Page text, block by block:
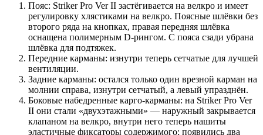
Пояс: Striker Pro Ver II застёгивается на велкро и имеет
регулировку хлястиками на велкро. Поясные шлёвки без
второго ряда на кнопках, правая передняя шлёвка
оснащена полимерным D-рингом. С пояса сзади убрана
шлёвка для подтяжек.
Передние карманы: изнутри теперь сетчатые для лучшей
вентиляции.
Задние карманы: остался только один врезной карман на
молнии справа, изнутри сетчатый, а левый упразднён.
Боковые набедренные карго-карманы: на Striker Pro Ver
II они стали «двухэтажными» — наружный закрывается
клапаном на велкро, внутри него теперь нашиты
эластичные фиксаторы содержимого; появились два